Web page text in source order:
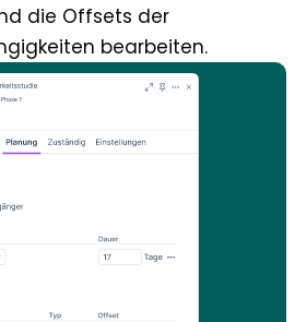
die Offsets der
bearbeiten.